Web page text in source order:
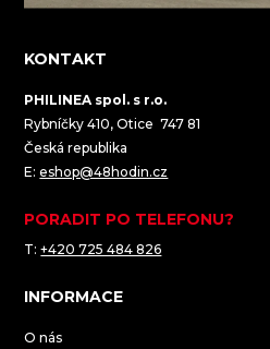
KONTAKT
PHILINEA spol. s r.o.
Rybníčky 410, Otice 747 81
Česká republika
E:eshop@48hodin.cz
PORADIT PO TELEFONU?
T:+420 725 484 826
INFORMACE
O nás